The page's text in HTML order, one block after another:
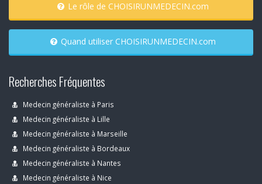
Le rôle de CHOISIRUNMEDECIN.com
Quand utiliser CHOISIRUNMEDECIN.com
Recherches Fréquentes
Medecin généraliste à Paris
Medecin généraliste à Lille
Medecin généraliste à Marseille
Medecin généraliste à Bordeaux
Medecin généraliste à Nantes
Medecin généraliste à Nice